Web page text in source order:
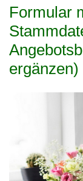
Formular
ergänzen)